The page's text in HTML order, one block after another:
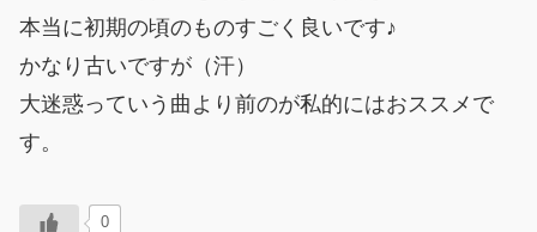
本当に初期の頃のものすごく良いです♪
かなり古いですが（汗）
大迷惑っていう曲より前のが私的にはおススメで
す。
0